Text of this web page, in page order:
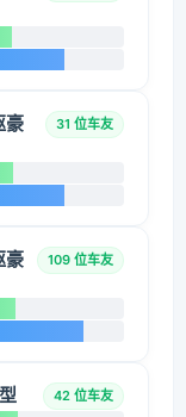
豪
31 位车友
豪
109 位车友
42 位车友